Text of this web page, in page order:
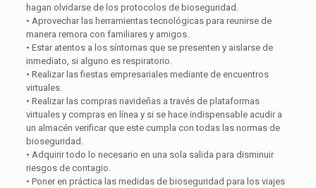
hagan olvidarse de los protocolos de bioseguridad.
• Aprovechar las herramientas tecnológicas para reunirse de
manera remora con familiares y amigos.
• Estar atentos a los síntomas que se presenten y aislarse de
inmediato, si alguno es respiratorio.
• Realizar las fiestas empresariales mediante de encuentros
virtuales.
• Realizar las compras navideñas a través de plataformas
virtuales y compras en línea y si se hace indispensable acudir a
un almacén verificar que este cumpla con todas las normas de
bioseguridad.
• Adquirir todo lo necesario en una sola salida para disminuir
riesgos de contagio.
• Poner en práctica las medidas de bioseguridad para los viajes